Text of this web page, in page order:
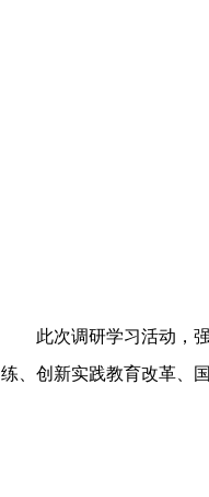
此次调研学习活动，
练、创新实践教育改革、